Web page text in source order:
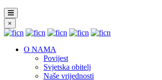
×
O NAMA
Povijest
Svjetska obitelj
Naše vrijednosti